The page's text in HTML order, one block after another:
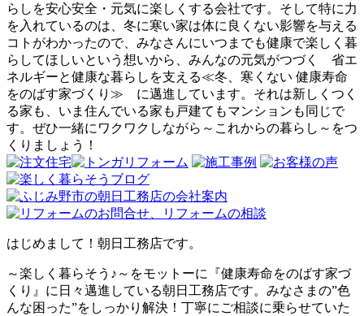
らしを安心安全・元気に楽しくする会社です。そして特に力
を入れているのは、冬に寒い家は体に良くない影響を与える
コトがわかったので、みなさんにいつまでも健康で楽しく暮
らしてほしいという想いから、みんなの元気がつづく 省エ
ネルギーと健康な暮らしを支える≪冬、寒くない 健康寿命
をのばす家づくり≫ に邁進しています。それは新しくつく
る家も、いま住んでいる家も戸建てもマンションも同じで
す。ぜひ一緒にワクワクしながら～これからの暮らし～をつ
くりましょう！
はじめまして！朝日工務店です。
～楽しく暮らそう♪～をモットーに『健康寿命をのばす家づ
くり』に日々邁進している朝日工務店です。みなさまの”色
んな困った”をしっかり解決！丁寧にご相談に乗らせていた